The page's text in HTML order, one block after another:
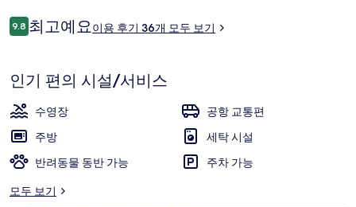
트,
마
라
의
사
진
갤
이
용
기
9.810점 만점 중 9.8점.
최고예요이용 후기 36개 모두 보기
인기 편의 시설/서비스
수영장
공항 교통편
주방
세탁 시설
반려동물 동반 가능
주차 가능
모두 보기